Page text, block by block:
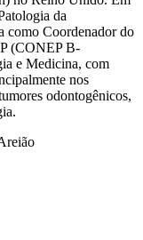
da
como Coordenador do
(CONEP B-
e Medicina, com
nos
odontogênicos,